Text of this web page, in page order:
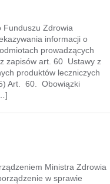
Funduszu Zdrowia
informacji o
prowadzących
zapisów art. 60 Ustawy z
produktów leczniczych
Art. 60. Obowiązki
Ministra Zdrowia
w sprawie